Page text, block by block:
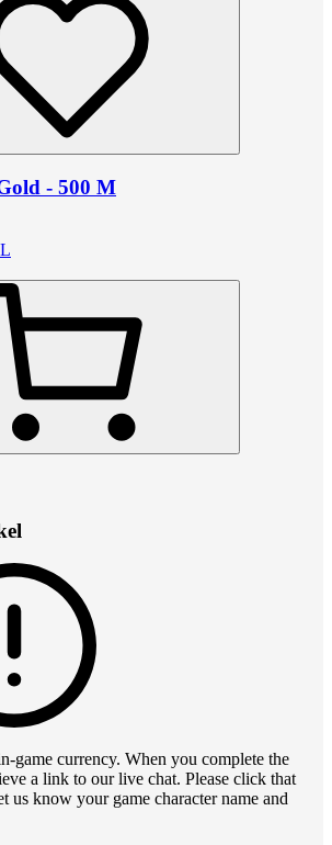
- 500 M
game currency. When you complete the
a link to our live chat. Please click that
us know your game character name and